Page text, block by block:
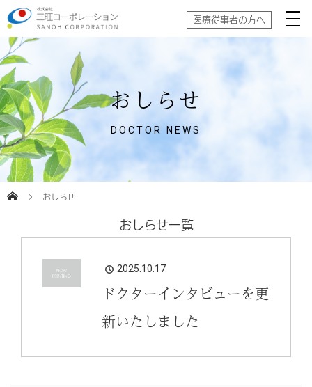
医療従事者の方へ
おしらせ
DOCTOR NEWS
おしらせ
おしらせ一覧
2025.10.17
ドクターインタビューを更
新いたしました